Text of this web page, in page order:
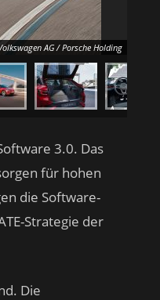
AG / Porsche Holding
3.0. Das
für hohen
die Software-
Strategie der
Die